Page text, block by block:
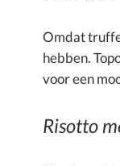
Omdat
hebben.
voor een
Risotto